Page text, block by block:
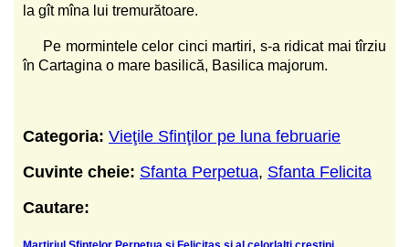
la gît mîna lui tremurătoare.
Pe mormintele celor cinci martiri, s-a ridicat mai tîrziu
în Cartagina o mare basilică, Basilica majorum.
Categoria: Vieţile Sfinţilor pe luna februarie
Cuvinte cheie: Sfanta Perpetua, Sfanta Felicita
Cautare: